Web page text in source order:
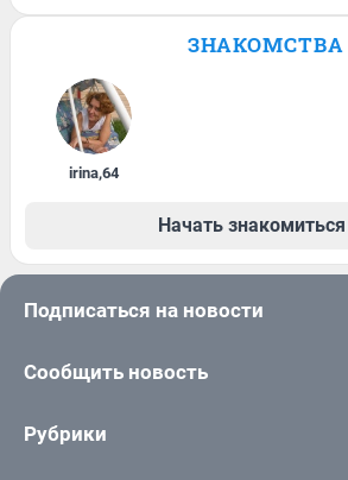
ЗНАКОМСТВА
irina,64
Начать знакомиться
Подписаться на новости
Сообщить новость
Рубрики